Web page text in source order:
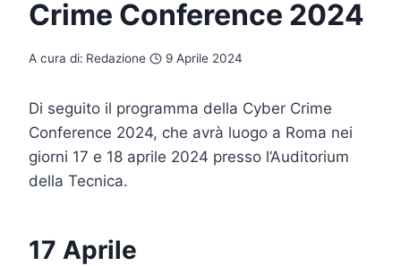
Crime Conference 2024
A cura di: Redazione 9 Aprile 2024
Di seguito il programma della Cyber Crime
Conference 2024, che avrà luogo a Roma nei
giorni 17 e 18 aprile 2024 presso l’Auditorium
della Tecnica.
17 Aprile